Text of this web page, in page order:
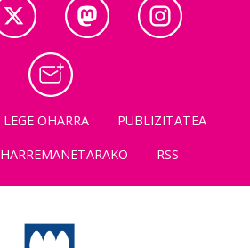
LEGE OHARRA
PUBLIZITATEA
HARREMANETARAKO RSS